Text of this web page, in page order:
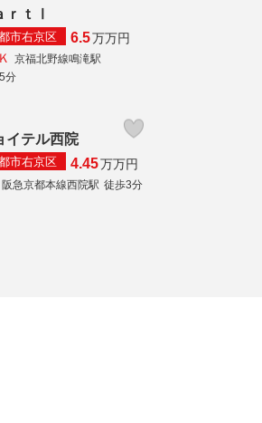
ｒｔⅠ
市右京区 6.5万万円
京福北野線鳴滝駅
分
イテル西院
市右京区 4.45万万円
阪急京都本線西院駅 徒歩3分